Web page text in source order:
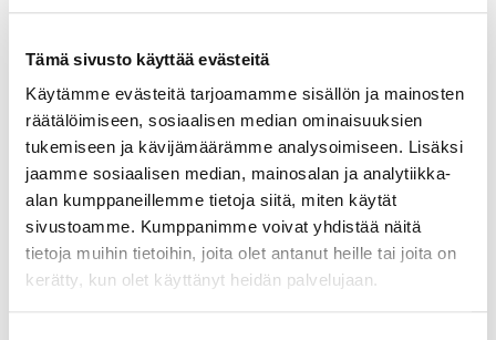
Tämä sivusto käyttää evästeitä
Käytämme evästeitä tarjoamamme sisällön ja mainosten
räätälöimiseen, sosiaalisen median ominaisuuksien
tukemiseen ja kävijämäärämme analysoimiseen. Lisäksi
jaamme sosiaalisen median, mainosalan ja analytiikka-
alan kumppaneillemme tietoja siitä, miten käytät
sivustoamme. Kumppanimme voivat yhdistää näitä
tietoja muihin tietoihin, joita olet antanut heille tai joita on
kerätty, kun olet käyttänyt heidän palvelujaan.
resurssiviisaasti eli säästäväisesti. Tässä moduulissa
Lue lisää
Johdanto vastuulliseen puhtausalaan
(selkokieli)